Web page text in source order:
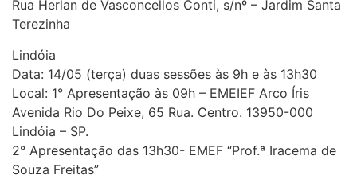
Rua Herlan de Vasconcellos Conti, s/nº – Jardim Santa
Terezinha
Lindóia
Data: 14/05 (terça) duas sessões às 9h e às 13h30
Local: 1° Apresentação às 09h – EMEIEF Arco Íris
Avenida Rio Do Peixe, 65 Rua. Centro. 13950-000
Lindóia – SP.
2° Apresentação das 13h30- EMEF “Prof.ª Iracema de
Souza Freitas”